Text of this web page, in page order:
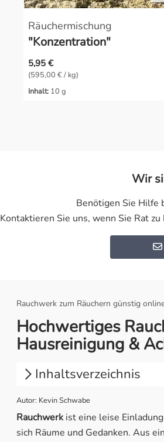
Räuchermischung
"Konzentration"
5,95 €
(595,00 € / kg)
Inhalt: 10 g
Wir
Benötigen Sie Hilfe
Kontaktieren Sie uns, wenn Sie Rat
Rauchwerk zum Räuchern günstig
Hochwertiges
Hausreinigung &
Inhaltsverzeichnis
1. Die Sprache des Rauchs
2. Dieses Rauchwerk
Autor: Kevin Schwabe
Rauchwerk ist eine leise
sich Räume und Gedanken. Aus